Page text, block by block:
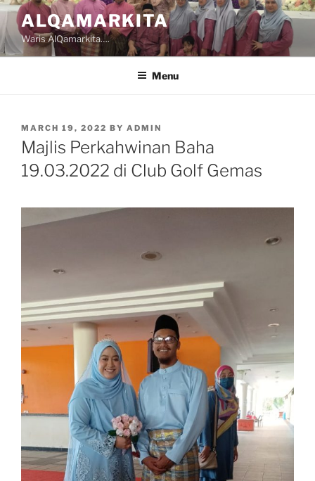
Skip
to
content
ALQAMARKITA
Waris AlQamarkita….
Menu
POSTED
ON
MARCH 19, 2022 BY ADMIN
Majlis Perkahwinan Baha
19.03.2022 di Club Golf Gemas